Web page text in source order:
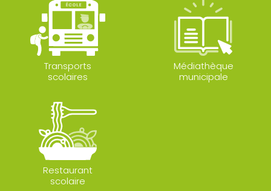
Transports
scolaires
Médiathèque
municipale
Restaurant
scolaire